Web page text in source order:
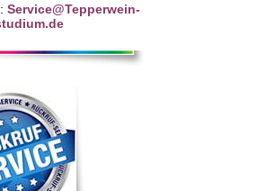
Service@Tepperwein-